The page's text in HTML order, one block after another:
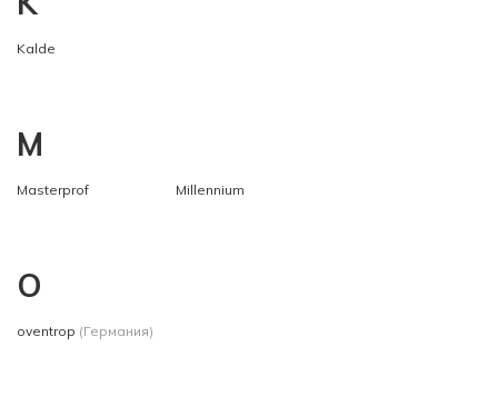
Kalde
M
Masterprof Millennium
O
oventrop (Германия)